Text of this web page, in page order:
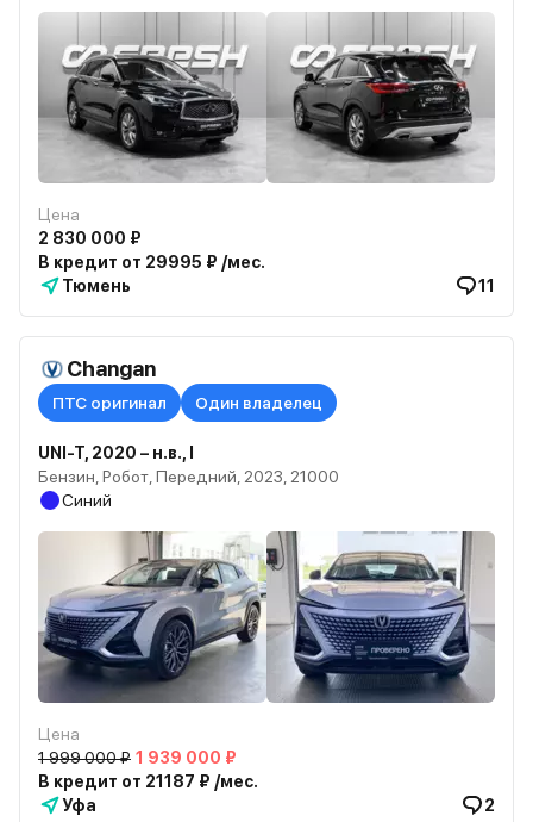
Цена
2 830 000 ₽
В кредит от 29995 ₽ /мес.
Тюмень
11
Changan
ПТС оригинал Один владелец
UNI-T, 2020 – н.в., I
Бензин, Робот, Передний, 2023, 21000
Синий
Цена
1 999 000 ₽ 1 939 000 ₽
В кредит от 21187 ₽ /мес.
Уфа
2